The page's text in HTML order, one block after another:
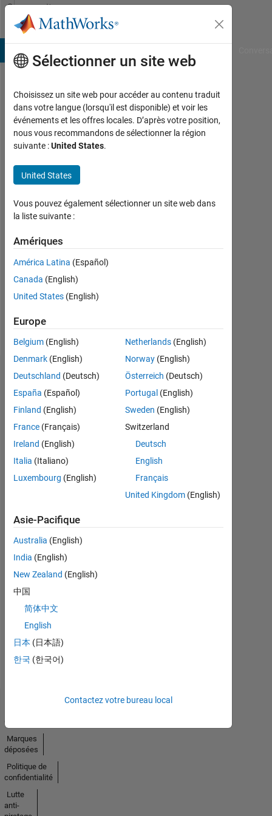
Passer au contenu
Community
Profile
Venus
Pasandi
Last
plus
de 3
y a
Followers:
0
Following:
Follow
Tableau de bord
Feeds
Pas
d'activité
Sélectionner un site web
Choisissez un site web pour accéder au contenu traduit
dans votre langue (lorsqu'il est disponible) et voir les
événements et les offres locales. D’après votre position,
nous vous recommandons de sélectionner la région
suivante :United States.
United States
Vous pouvez également sélectionner un site web dans
la liste suivante :
Amériques
América Latina (Español)
Canada (English)
United States (English)
Europe
Belgium (English)
Denmark (English)
Deutschland (Deutsch)
España (Español)
Finland (English)
France (Français)
Ireland (English)
Italia (Italiano)
Luxembourg (English)
Netherlands(English)
Norway(English)
Österreich (Deutsch)
Portugal (English)
Sweden (English)
Switzerland
Deutsch
English
Français
United Kingdom(English)
Asie-Pacifique
Australia (English)
India (English)
New Zealand (English)
中国
简体中文
English
日本 (日本語)
한국 (한국어)
Contactez votre bureau local
Marques
déposées
Politique de
confidentialité
Lutte
anti-